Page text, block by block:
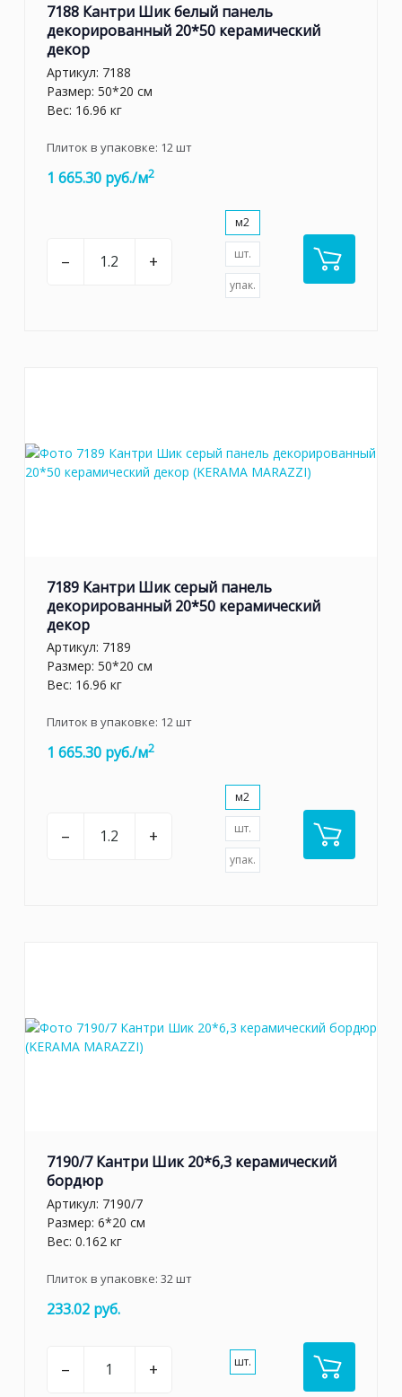
7188 Кантри Шик белый панель
декорированный 20*50 керамический
декор
Артикул: 7188
Размер: 50*20 см
Вес: 16.96 кг
Плиток в упаковке: 12шт
1 665.30 руб./м2
– +
м2
шт.
упак.
7189 Кантри Шик серый панель
декорированный 20*50 керамический
декор
Артикул: 7189
Размер: 50*20 см
Вес: 16.96 кг
Плиток в упаковке: 12шт
1 665.30 руб./м2
– +
м2
шт.
упак.
7190/7 Кантри Шик 20*6,3 керамический
бордюр
Артикул: 7190/7
Размер: 6*20 см
Вес: 0.162 кг
Плиток в упаковке: 32шт
233.02 руб.
– + шт.